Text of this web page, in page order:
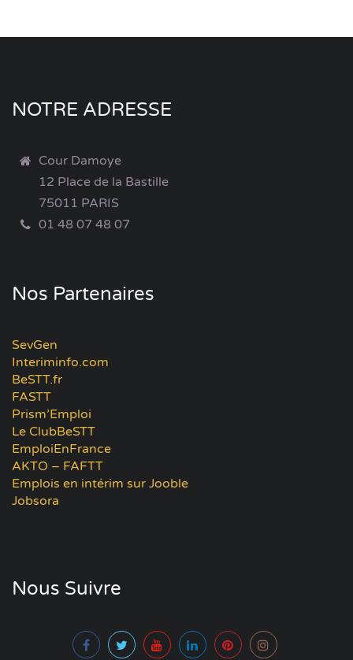
NOTRE ADRESSE
Cour Damoye
12 Place de la Bastille
75011 PARIS
01 48 07 48 07
Nos Partenaires
SevGen
Interiminfo.com
BeSTT.fr
FASTT
Prism’Emploi
Le ClubBeSTT
EmploiEnFrance
AKTO – FAFTT
Emplois en intérim sur Jooble
Jobsora
Nous Suivre